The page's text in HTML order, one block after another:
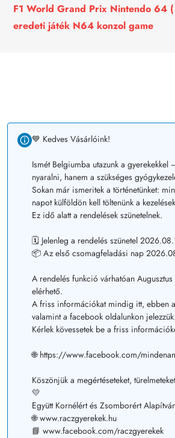
F1 World Grand Prix Nintendo 64 (
eredeti játék N64 konzol game
💙 Kedves Vásárlóink!
Ismét Belgiumba utazunk a gyerekekkel
nyaralni, hanem a szükséges
Sokan már ismeritek a történetünket:
napot külföldön kell töltenünk a
Ez idő alatt a rendelések szünetelnek.
🗓️ Jelenleg a rendelés szünetel
📦 Az első csomagfeladási nap
A rendelés funkció várhatóan
elérhető.
A friss információkat mindig itt, ebben
valamint a facebook oldalunkon jelezzük.
Kérlek kövessetek be a friss
🌐 https://www.facebook.com/
Köszönjük a megértéseteket,
💛
Együtt Kornélért és Zsomborért
🌐 www.raczgyerekek.hu
📘 www.facebook.com/raczgyerekek